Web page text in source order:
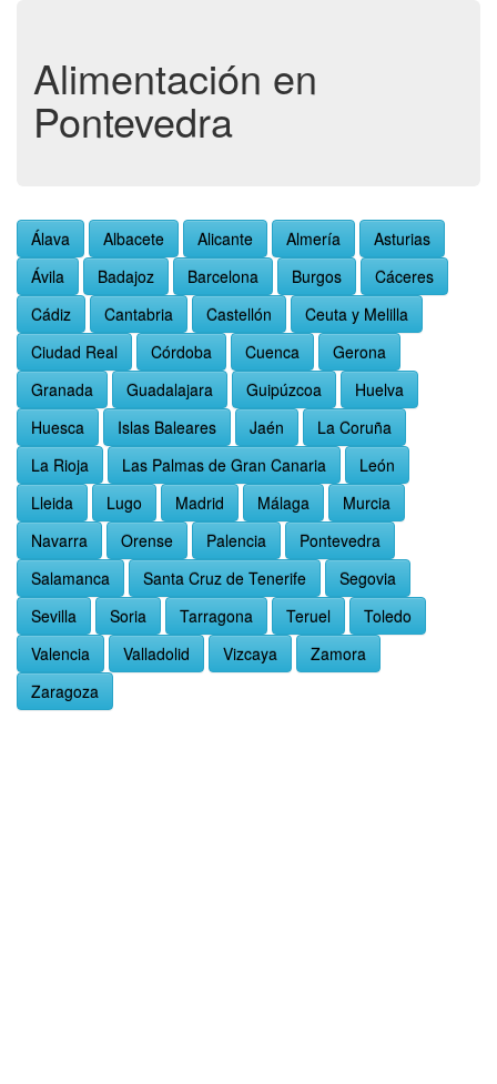
Alimentación en
Pontevedra
Álava Albacete Alicante Almería
Asturias
Ávila
Badajoz Barcelona Burgos
Cáceres
Cádiz
Cantabria Castellón
Ceuta y Melilla
Ciudad Real
Córdoba Cuenca
Gerona
Granada
Guadalajara Guipúzcoa
Huelva
Huesca
Islas Baleares Jaén
La Coruña
La Rioja
Las Palmas de Gran Canaria
León
Lleida
Lugo Madrid Málaga
Murcia
Navarra
Orense Palencia
Pontevedra
Salamanca
Santa Cruz de Tenerife
Segovia
Sevilla
Soria Tarragona Teruel
Toledo
Valencia
Valladolid Vizcaya
Zamora
Zaragoza